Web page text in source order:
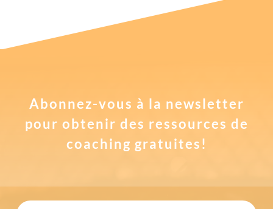
Abonnez-vous à la newsletter
pour obtenir des ressources de
coaching gratuites!